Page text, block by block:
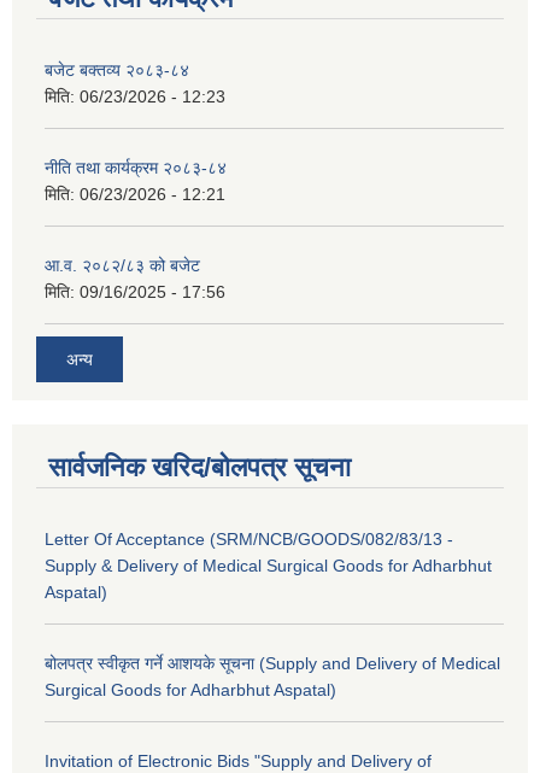
बजेट बक्तव्य २०८३-८४
मिति: 06/23/2026 - 12:23
नीति तथा कार्यक्रम २०८३-८४
मिति: 06/23/2026 - 12:21
आ.व. २०८२/८३ को बजेट
मिति: 09/16/2025 - 17:56
अन्य
सार्वजनिक खरिद/बोलपत्र सूचना
Letter Of Acceptance (SRM/NCB/GOODS/082/83/13 -
Supply & Delivery of Medical Surgical Goods for Adharbhut
Aspatal)
बोलपत्र स्वीकृत गर्ने आशयके सूचना (Supply and Delivery of Medical
Surgical Goods for Adharbhut Aspatal)
Invitation of Electronic Bids "Supply and Delivery of